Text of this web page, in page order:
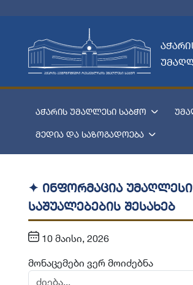
აჭარის უმაღლესი საბჭო
მედია და საზოგადოება
✦ ინფორმაცია
საშუალებების შესახებ
10 მაისი, 2026
მონაცემები ვერ მოიძებნა